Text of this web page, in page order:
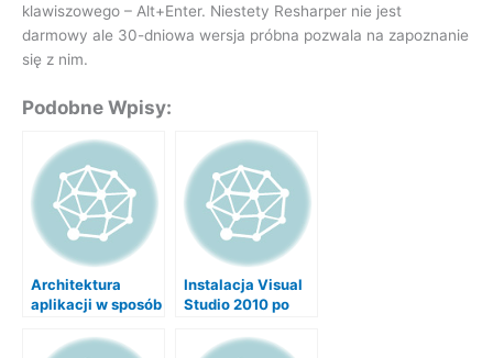
klawiszowego – Alt+Enter. Niestety Resharper nie jest
darmowy ale 30-dniowa wersja próbna pozwala na zapoznanie
się z nim.
Podobne Wpisy:
Architektura
aplikacji w sposób
Instalacja Visual
Studio 2010 po
Studio 2010 Beta